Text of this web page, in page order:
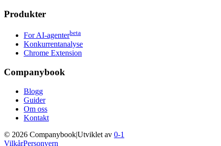
Produkter
For AI-agenterbeta
Konkurrentanalyse
Chrome Extension
Companybook
Blogg
Guider
Om oss
Kontakt
© 2026 Companybook|Utviklet av 0-1
VilkårPersonvern